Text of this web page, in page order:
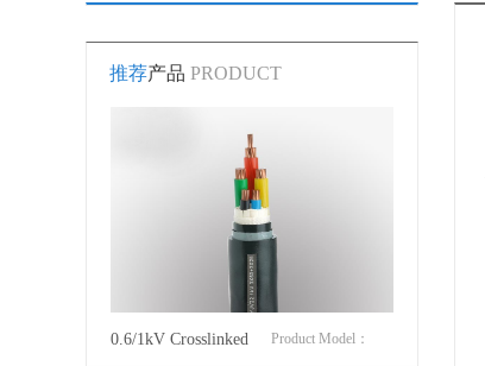
推荐产品 PRODUCT
0.6/1kV Crosslinked Product Model：